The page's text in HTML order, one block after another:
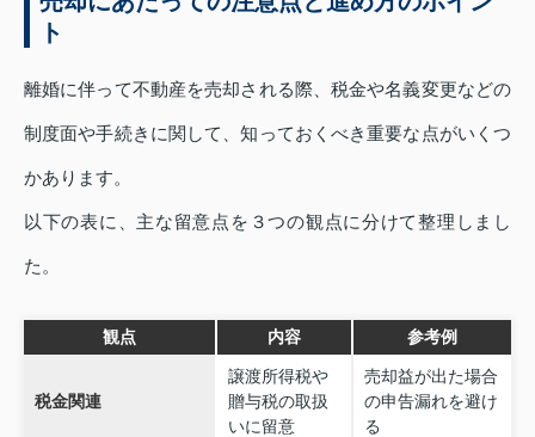
ト
離婚に伴って不動産を売却される際、税金や名義変更などの
制度面や手続きに関して、知っておくべき重要な点がいくつ
かあります。
以下の表に、主な留意点を３つの観点に分けて整理しまし
た。
観点 内容 参考例
税金関連
譲渡所得税や
贈与税の取扱
いに留意
売却益が出た場合
の申告漏れを避け
る